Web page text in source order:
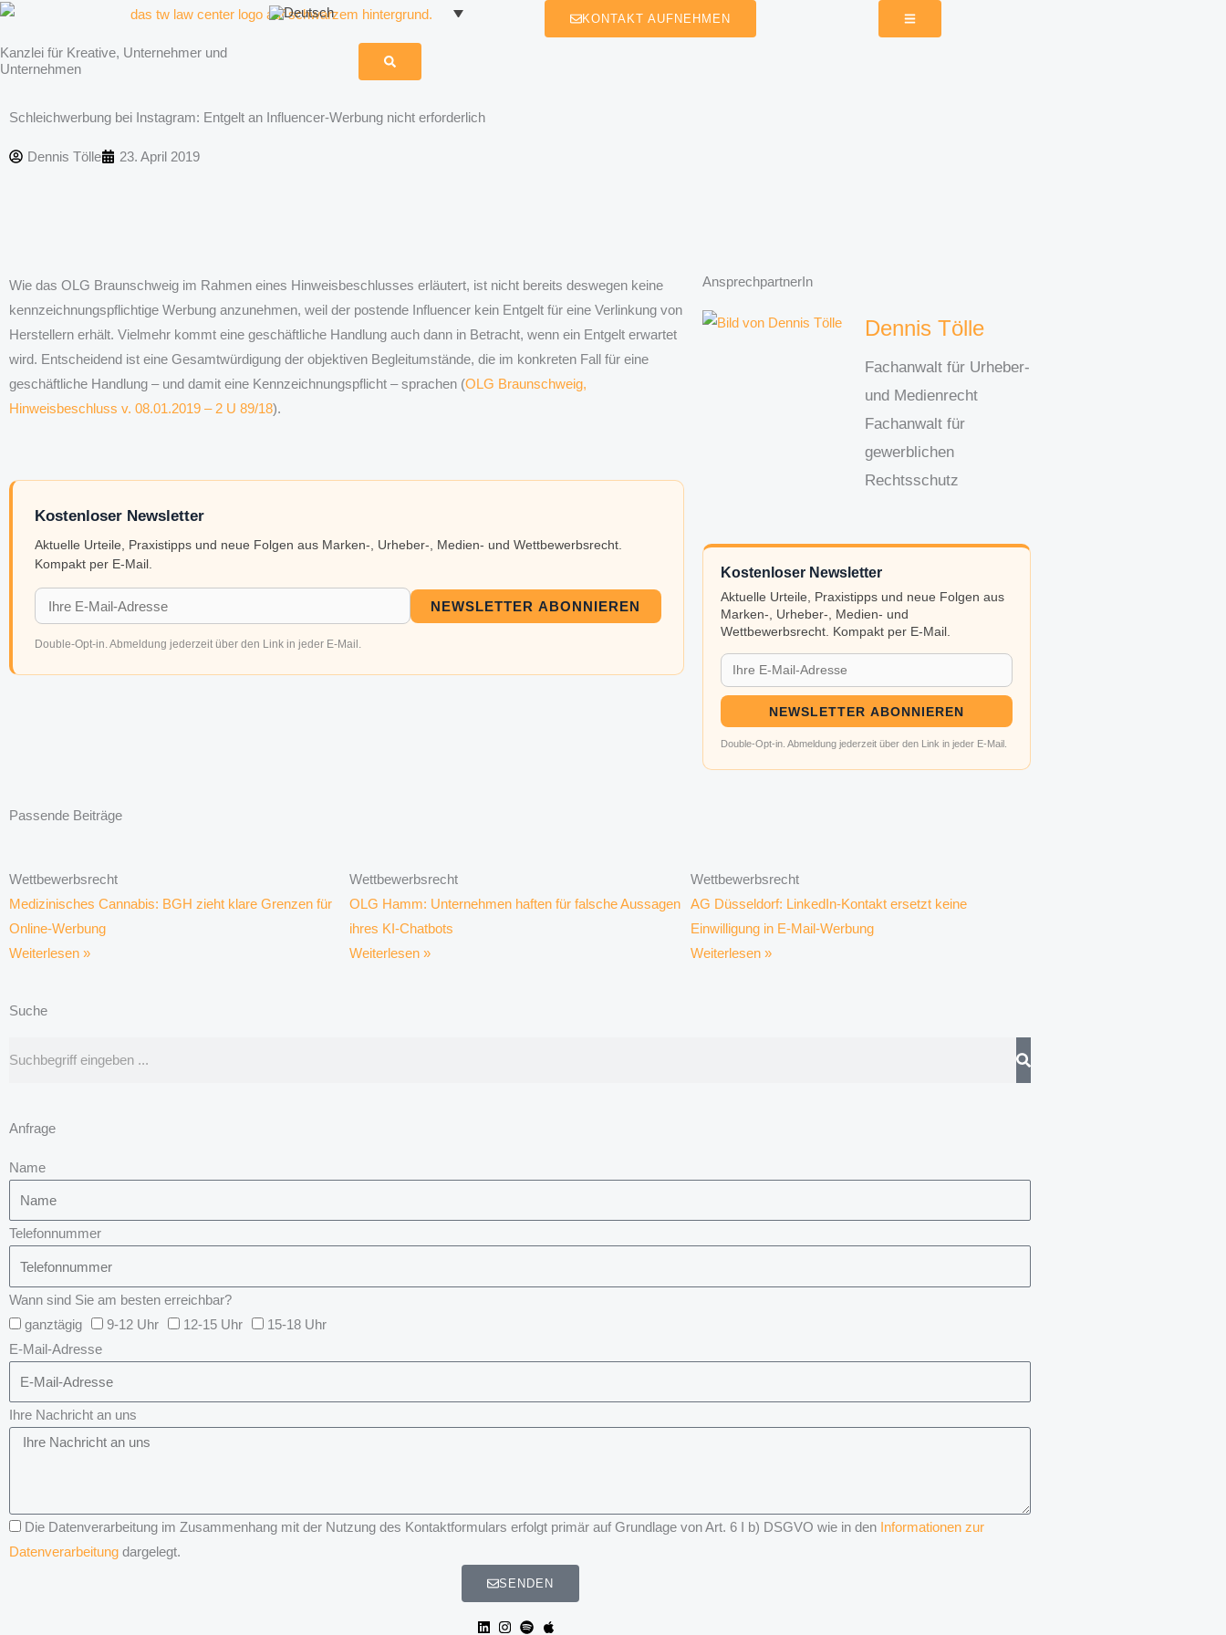
Zum
springen
Kanzlei für Kreative, Unternehmer und
Unternehmen
KONTAKT AUFNEHMEN
Schleichwerbung bei Instagram: Entgelt an Influencer-Werbung nicht erforderlich
Dennis Tölle 23. April 2019
Wie das OLG Braunschweig im Rahmen eines Hinweisbeschlusses erläutert, ist nicht bereits deswegen keine
kennzeichnungspflichtige Werbung anzunehmen, weil der postende Influencer kein Entgelt für eine Verlinkung von
Herstellern erhält. Vielmehr kommt eine geschäftliche Handlung auch dann in Betracht, wenn ein Entgelt erwartet
wird. Entscheidend ist eine Gesamtwürdigung der objektiven Begleitumstände, die im konkreten Fall für eine
geschäftliche Handlung – und damit eine Kennzeichnungspflicht – sprachen (OLG Braunschweig,
Hinweisbeschluss v. 08.01.2019 – 2 U 89/18).
Kostenloser Newsletter
Aktuelle Urteile, Praxistipps und neue Folgen aus Marken-, Urheber-, Medien- und Wettbewerbsrecht.
Kompakt per E-Mail.
NEWSLETTER ABONNIEREN
Double-Opt-in. Abmeldung jederzeit über den Link in jeder E-Mail.
AnsprechpartnerIn
Dennis Tölle
Fachanwalt für Urheber-
und Medienrecht
Fachanwalt für
gewerblichen
Rechtsschutz
Kostenloser Newsletter
Aktuelle Urteile, Praxistipps und neue Folgen aus
Marken-, Urheber-, Medien- und
Wettbewerbsrecht. Kompakt per E-Mail.
NEWSLETTER ABONNIEREN
Double-Opt-in. Abmeldung jederzeit über den Link in jeder E-Mail.
Passende Beiträge
Wettbewerbsrecht
Medizinisches Cannabis: BGH zieht klare Grenzen für
Online-Werbung
Weiterlesen »
Wettbewerbsrecht
OLG Hamm: Unternehmen haften für falsche Aussagen
ihres KI-Chatbots
Weiterlesen »
Wettbewerbsrecht
AG Düsseldorf: LinkedIn-Kontakt ersetzt keine
Einwilligung in E-Mail-Werbung
Weiterlesen »
Suche
Anfrage
Name
Telefonnummer
Wann sind Sie am besten erreichbar?
ganztägig
9-12 Uhr 12-15 Uhr
15-18 Uhr
E-Mail-Adresse
Ihre Nachricht an uns
Die Datenverarbeitung im Zusammenhang mit der Nutzung des Kontaktformulars erfolgt primär auf Grundlage von Art. 6 I b) DSGVO wie in den Informationen zur
Datenverarbeitung dargelegt.
SENDEN